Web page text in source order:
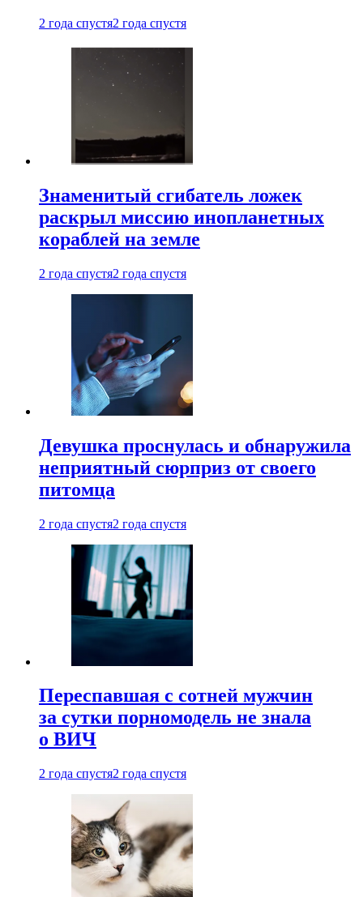
2 года спустя2 года спустя
Знаменитый сгибатель ложек
раскрыл миссию инопланетных
кораблей на земле
2 года спустя2 года спустя
Девушка проснулась и обнаружила
неприятный сюрприз от своего
питомца
2 года спустя2 года спустя
Переспавшая с сотней мужчин
за сутки порномодель не знала
о ВИЧ
2 года спустя2 года спустя